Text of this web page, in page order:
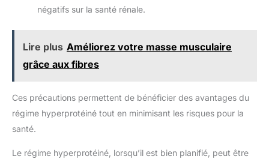
négatifs sur la santé rénale.
Lire plus Améliorez votre masse musculaire
grâce aux fibres
Ces précautions permettent de bénéficier des avantages du
régime hyperprotéiné tout en minimisant les risques pour la
santé.
Le régime hyperprotéiné, lorsqu’il est bien planifié, peut être